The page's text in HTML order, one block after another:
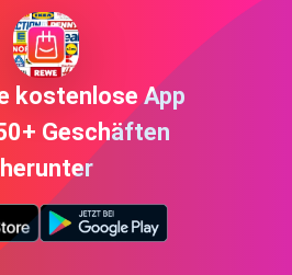
kostenlose App
Geschäften
herunter